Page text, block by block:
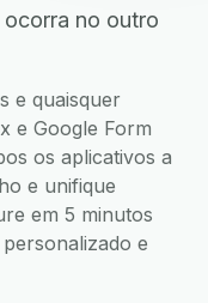
no outro
e quaisquer
e Google Form
os aplicativos a
e unifique
em 5 minutos
e